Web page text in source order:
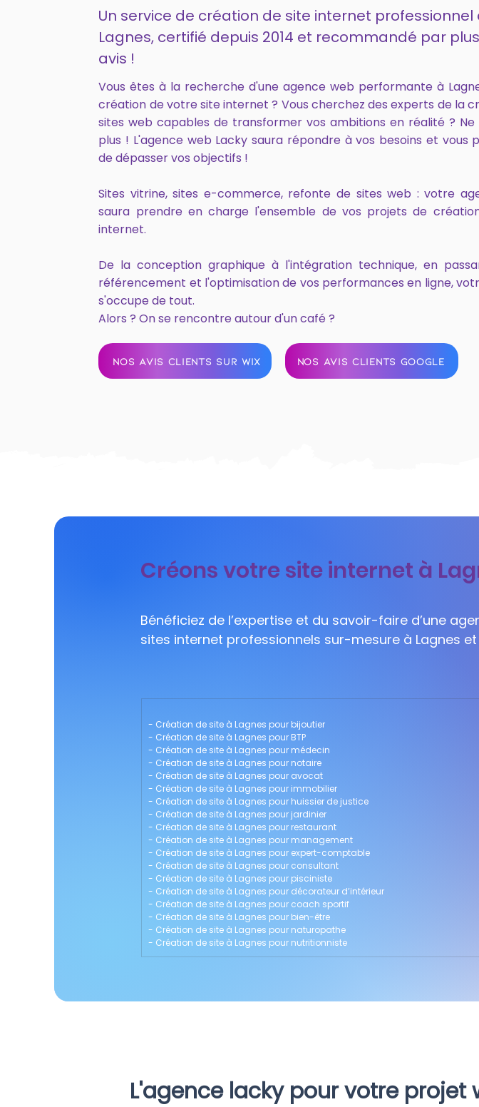
Un service de création de site internet professionnel
Lagnes, certifié depuis 2014 et recommandé par
avis !
Vous êtes à la recherche d'une agence web performante à
création de votre site internet ? Vous cherchez des experts de la
sites web capables de transformer vos ambitions en réalité ? Ne
plus ! L'agence web Lacky saura répondre à vos besoins et vous
de dépasser vos objectifs !
Sites vitrine, sites e-commerce, refonte de sites web : votre
saura prendre en charge l'ensemble de vos projets de
internet.
De la conception graphique à l'intégration technique, en
référencement et l'optimisation de vos performances en ligne,
s'occupe de tout.
Alors ? On se rencontre autour d'un café ?
NOS AVIS CLIENTS SUR WIX NOS AVIS CLIENTS GOOGLE
Créons votre site internet à
Bénéficiez de l’expertise et du savoir-faire d’une
sites internet professionnels sur-mesure à Lagnes et
- Création de site à Lagnes pour bijoutier
- Création de site à Lagnes pour BTP
- Création de site à Lagnes pour médecin
- Création de site à Lagnes pour notaire
- Création de site à Lagnes pour avocat
- Création de site à Lagnes pour immobilier
- Création de site à Lagnes pour huissier de justice
- Création de site à Lagnes pour jardinier
- Création de site à Lagnes pour restaurant
- Création de site à Lagnes pour management
- Création de site à Lagnes pour expert-comptable
- Création de site à Lagnes pour consultant
- Création de site à Lagnes pour pisciniste
- Création de site à Lagnes pour décorateur d’intérieur
- Création de site à Lagnes pour coach sportif
- Création de site à Lagnes pour bien-être
- Création de site à Lagnes pour naturopathe
- Création de site à Lagnes pour nutritionniste
L'agence lacky pour votre projet